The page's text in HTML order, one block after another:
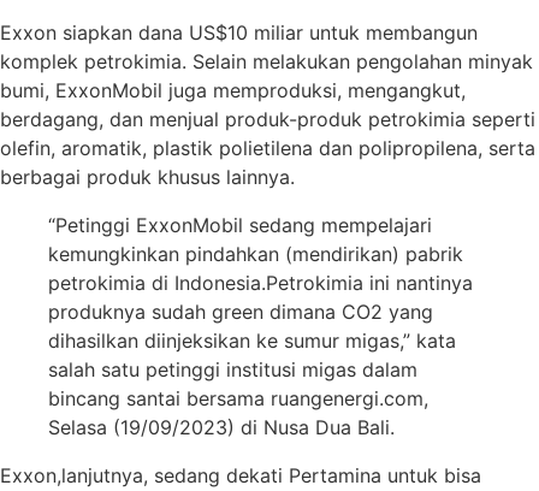
Exxon siapkan dana US$10 miliar untuk membangun
komplek petrokimia. Selain melakukan pengolahan minyak
bumi, ExxonMobil juga memproduksi, mengangkut,
berdagang, dan menjual produk-produk petrokimia seperti
olefin, aromatik, plastik polietilena dan polipropilena, serta
berbagai produk khusus lainnya.
“Petinggi ExxonMobil sedang mempelajari
kemungkinkan pindahkan (mendirikan) pabrik
petrokimia di Indonesia.Petrokimia ini nantinya
produknya sudah green dimana CO2 yang
dihasilkan diinjeksikan ke sumur migas,” kata
salah satu petinggi institusi migas dalam
bincang santai bersama ruangenergi.com,
Selasa (19/09/2023) di Nusa Dua Bali.
Exxon,lanjutnya, sedang dekati Pertamina untuk bisa